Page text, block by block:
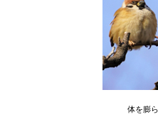
体を膨